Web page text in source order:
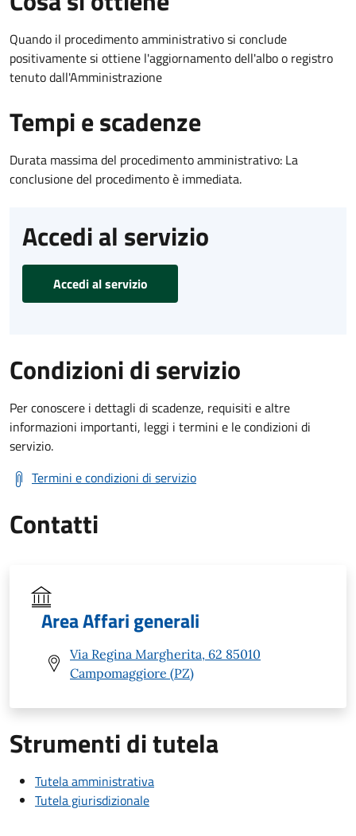
Quando il procedimento amministrativo si conclude
positivamente si ottiene l'aggiornamento dell'albo o registro
tenuto dall'Amministrazione
Tempi e scadenze
Durata massima del procedimento amministrativo: La
conclusione del procedimento è immediata.
Accedi al servizio
Accedi al servizio
Condizioni di servizio
Per conoscere i dettagli di scadenze, requisiti e altre
informazioni importanti, leggi i termini e le condizioni di
servizio.
Termini e condizioni di servizio
Contatti
Area Affari generali
Via Regina Margherita, 62 85010
Campomaggiore (PZ)
Strumenti di tutela
Tutela amministrativa
Tutela giurisdizionale